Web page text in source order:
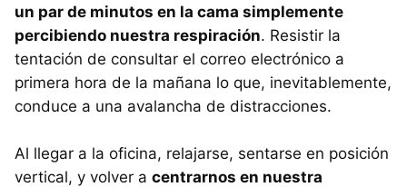
un par de minutos en la cama simplemente
percibiendo nuestra respiración. Resistir la
tentación de consultar el correo electrónico a
primera hora de la mañana lo que, inevitablemente,
conduce a una avalancha de distracciones.
Al llegar a la oficina, relajarse, sentarse en posición
vertical, y volver a centrarnos en nuestra